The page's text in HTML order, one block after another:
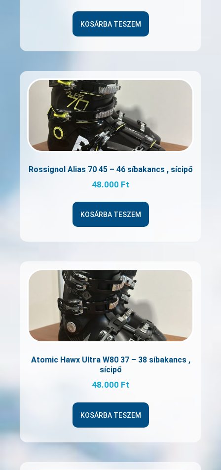
KOSÁRBA TESZEM
Rossignol Alias 70 45 – 46 síbakancs , sícipő
48.000 Ft
KOSÁRBA TESZEM
Atomic Hawx Ultra W80 37 – 38 síbakancs ,
sícipő
48.000 Ft
KOSÁRBA TESZEM